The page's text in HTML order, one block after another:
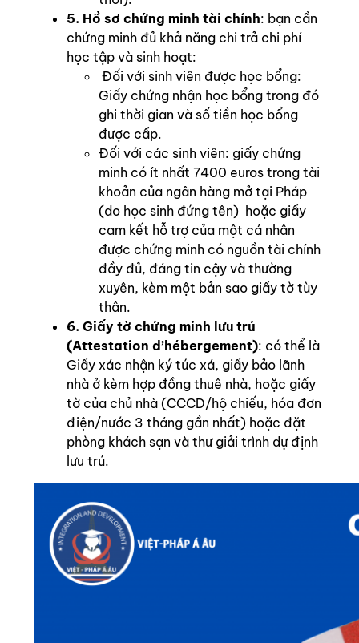
5. Hồ sơ chứng minh tài chính: bạn cần
chứng minh đủ khả năng chi trả chi phí
học tập và sinh hoạt:
Đối với sinh viên được học bổng:
Giấy chứng nhận học bổng trong đó
ghi thời gian và số tiền học bổng
được cấp.
Đối với các sinh viên: giấy chứng
minh có ít nhất 7400 euros trong tài
khoản của ngân hàng mở tại Pháp
(do học sinh đứng tên) hoặc giấy
cam kết hỗ trợ của một cá nhân
được chứng minh có nguồn tài chính
đầy đủ, đáng tin cậy và thường
xuyên, kèm một bản sao giấy tờ tùy
thân.
6. Giấy tờ chứng minh lưu trú
(Attestation d’hébergement): có thể là
Giấy xác nhận ký túc xá, giấy bảo lãnh
nhà ở kèm hợp đồng thuê nhà, hoặc giấy
tờ của chủ nhà (CCCD/hộ chiếu, hóa đơn
điện/nước 3 tháng gần nhất) hoặc đặt
phòng khách sạn và thư giải trình dự định
lưu trú.